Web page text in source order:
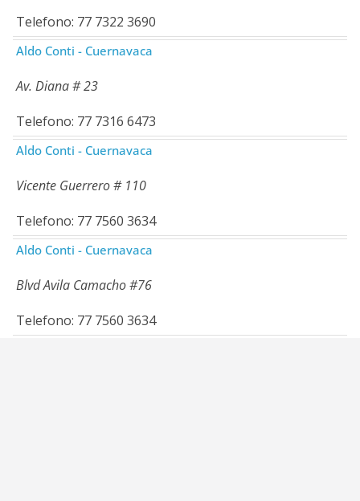
Telefono: 77 7322 3690
Aldo Conti - Cuernavaca
Av. Diana # 23
Telefono: 77 7316 6473
Aldo Conti - Cuernavaca
Vicente Guerrero # 110
Telefono: 77 7560 3634
Aldo Conti - Cuernavaca
Blvd Avila Camacho #76
Telefono: 77 7560 3634